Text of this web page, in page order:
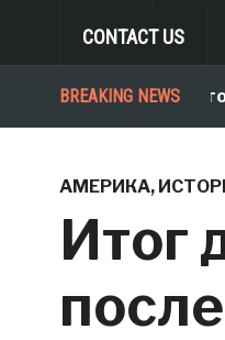
CONTACT US
BREAKING NEWS
В чужой огород
АМЕРИКА,
Итог